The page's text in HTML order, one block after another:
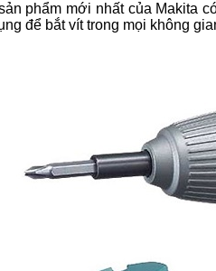
phẩm mới nhất của Makita
để bắt vít trong mọi không